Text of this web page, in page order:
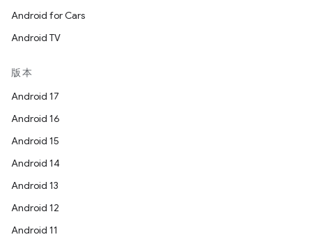
Android for Cars
Android TV
版本
Android 17
Android 16
Android 15
Android 14
Android 13
Android 12
Android 11